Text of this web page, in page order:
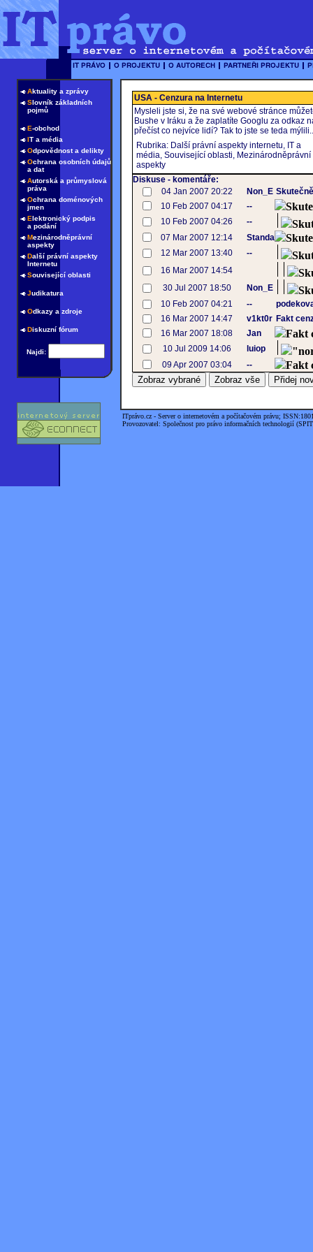
Aktuality a zprávy
Slovník základních
pojmů
E-obchod
IT a média
Odpovědnost a delikty
Ochrana osobních údajů
a dat
Autorská a průmyslová
práva
Ochrana doménových
jmen
Elektronický podpis
a podání
Mezinárodněprávní
aspekty
Další právní aspekty
Internetu
Související oblasti
Judikatura
Odkazy a zdroje
Diskuzní fórum
Najdi:
USA - Cenzura na Internetu
Mysleli jste si, že na své webové stránce
Bushe v Iráku a že zaplatíte Googlu za odkaz
přečíst co nejvíce lidí? Tak to jste se teda
Rubrika: Další právní aspekty internetu, IT a
média, Související oblasti, Mezinárodněprávní
aspekty
Diskuse - komentáře:
04 Jan 2007 20:22
Non_E
10 Feb 2007 04:17
--
10 Feb 2007 04:26 --
07 Mar 2007 12:14 Standa
12 Mar 2007 13:40 --
16 Mar 2007 14:54
30 Jul 2007 18:50 Non_E
10 Feb 2007 04:21 --
16 Mar 2007 14:47
v1kt0r Fakt
16 Mar 2007 18:08
Jan Fakt
10 Jul 2009 14:06 luiop
09 Apr 2007 03:04 -- Fakt
ITprávo.cz - Server o internetovém a počítačovém právu;
Provozovatel: Společnost pro právo informačních technologií